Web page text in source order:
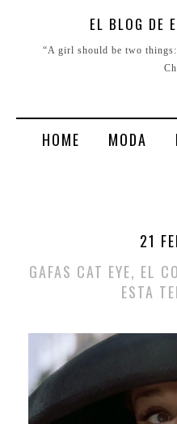
EL BLOG DE
“A girl should be two
HOME MODA
21
GAFAS CAT EYE, EL
ESTA